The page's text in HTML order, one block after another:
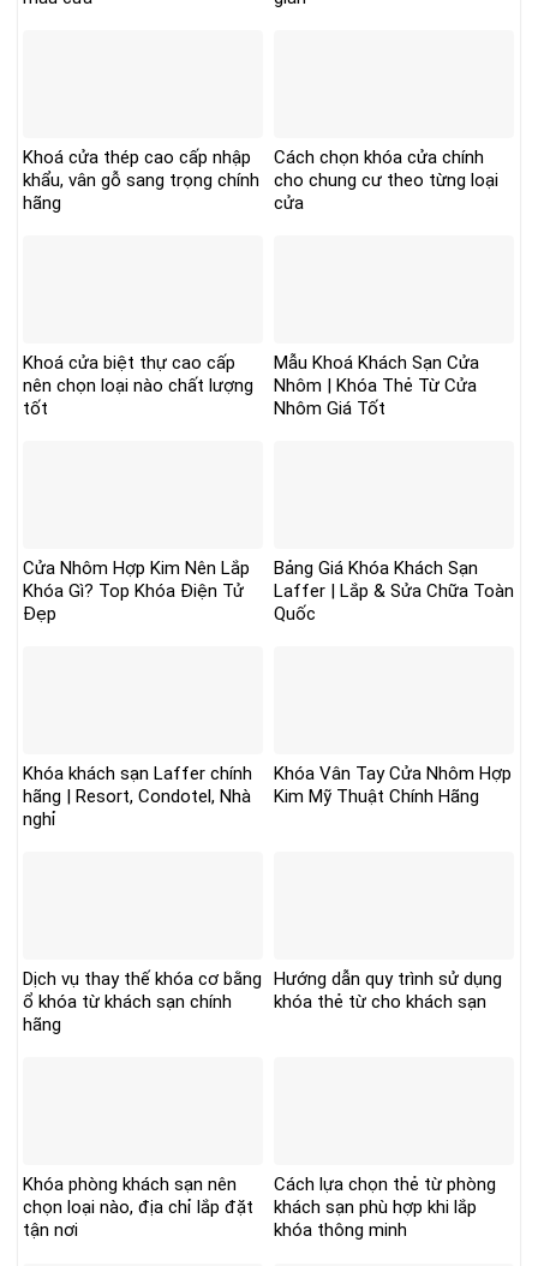
Khoá cửa thép cao cấp nhập
khẩu, vân gỗ sang trọng chính
hãng
Cách chọn khóa cửa chính
cho chung cư theo từng loại
cửa
Khoá cửa biệt thự cao cấp
nên chọn loại nào chất lượng
tốt
Mẫu Khoá Khách Sạn Cửa
Nhôm | Khóa Thẻ Từ Cửa
Nhôm Giá Tốt
Cửa Nhôm Hợp Kim Nên Lắp
Khóa Gì? Top Khóa Điện Tử
Đẹp
Bảng Giá Khóa Khách Sạn
Laffer | Lắp & Sửa Chữa Toàn
Quốc
Khóa khách sạn Laffer chính
hãng | Resort, Condotel, Nhà
nghỉ
Khóa Vân Tay Cửa Nhôm Hợp
Kim Mỹ Thuật Chính Hãng
Dịch vụ thay thế khóa cơ bằng
ổ khóa từ khách sạn chính
hãng
Hướng dẫn quy trình sử dụng
khóa thẻ từ cho khách sạn
Khóa phòng khách sạn nên
chọn loại nào, địa chỉ lắp đặt
tận nơi
Cách lựa chọn thẻ từ phòng
khách sạn phù hợp khi lắp
khóa thông minh